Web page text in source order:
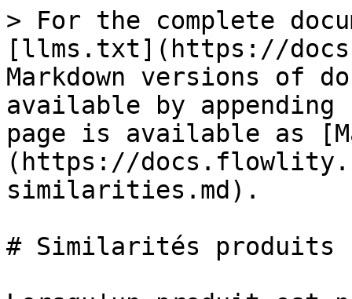
> For the complete
[llms.txt](https://
Markdown versions of
available by
page is available as
(https://
similarities.md).
# Similarités produits